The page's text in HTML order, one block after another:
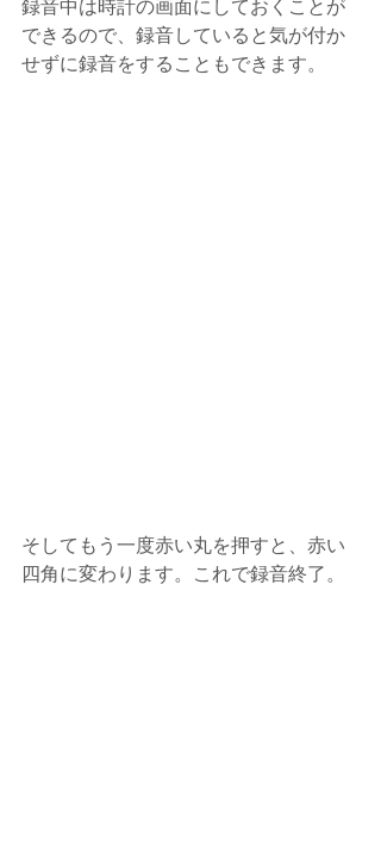
録音中は時計の画面にしておくことが
できるので、録音していると気が付か
せずに録音をすることもできます。
そしてもう一度赤い丸を押すと、赤い
四角に変わります。これで録音終了。